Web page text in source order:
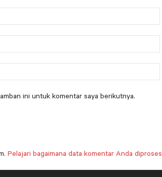
ini untuk komentar saya berikutnya.
Pelajari bagaimana data komentar Anda diproses